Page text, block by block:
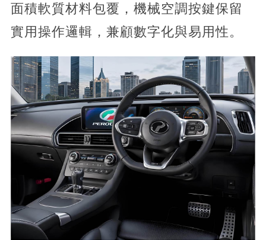
面積軟質材料包覆，機械空調按鍵保留
實用操作邏輯，兼顧數字化與易用性。